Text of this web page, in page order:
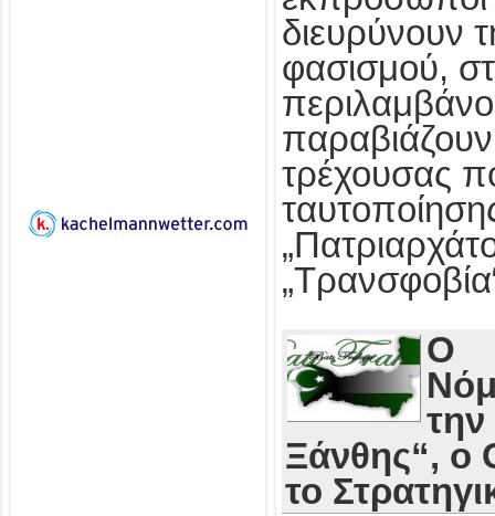
διευρύνουν
φασισμού,
τρέχουσας
Ο
Ξάνθης“, ο
το